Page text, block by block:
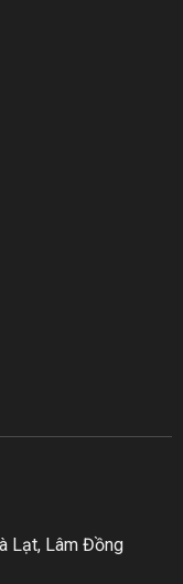
Lạt, Lâm Đồng